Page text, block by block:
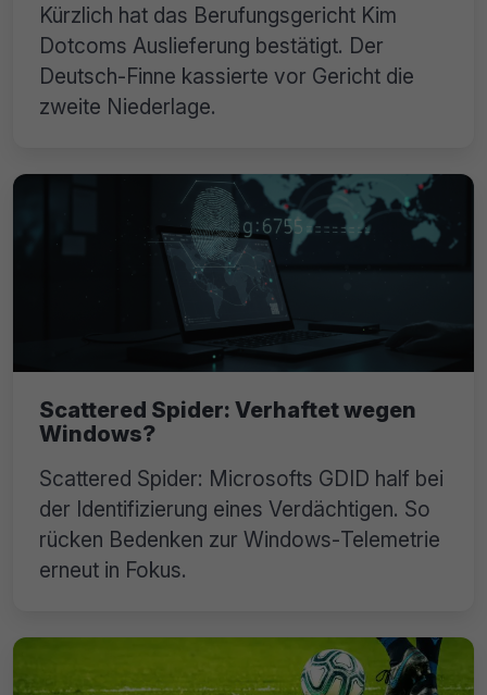
Kürzlich hat das Berufungsgericht Kim
Dotcoms Auslieferung bestätigt. Der
Deutsch-Finne kassierte vor Gericht die
zweite Niederlage.
Scattered Spider: Verhaftet wegen
Windows?
Scattered Spider: Microsofts GDID half bei
der Identifizierung eines Verdächtigen. So
rücken Bedenken zur Windows‑Telemetrie
erneut in Fokus.